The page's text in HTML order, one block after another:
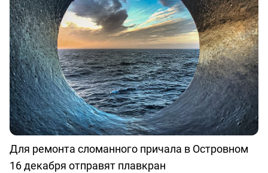
Для ремонта сломанного причала в Островном
16 декабря отправят плавкран